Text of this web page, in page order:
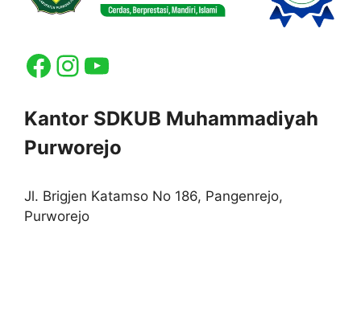
Facebook
Instagram
YouTube
Kantor SDKUB Muhammadiyah
Purworejo
Jl. Brigjen Katamso No 186, Pangenrejo,
Purworejo